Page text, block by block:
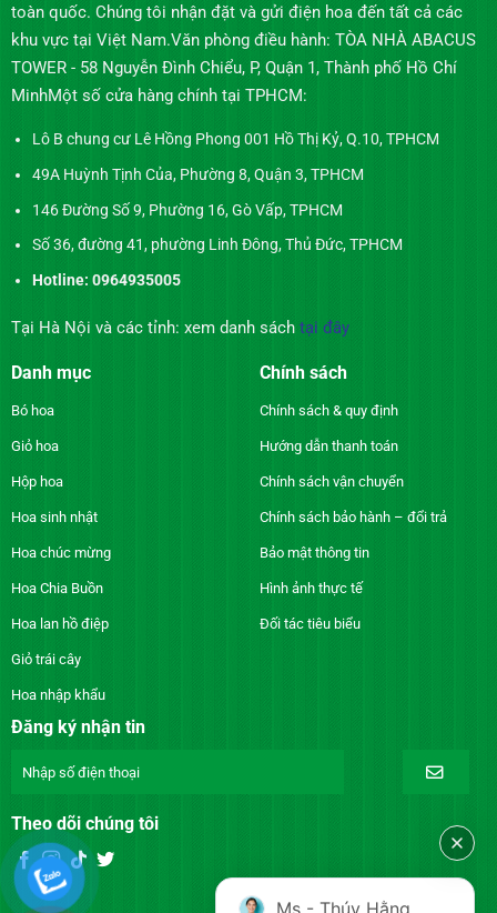
toàn quốc. Chúng tôi nhận đặt và gửi điện hoa đến tất cả các
khu vực tại Việt Nam.Văn phòng điều hành: TÒA NHÀ ABACUS
TOWER - 58 Nguyễn Đình Chiểu, P, Quận 1, Thành phố Hồ Chí
MinhMột số cửa hàng chính tại TPHCM:
Lô B chung cư Lê Hồng Phong 001 Hồ Thị Kỷ, Q.10, TPHCM
49A Huỳnh Tịnh Của, Phường 8, Quận 3, TPHCM
146 Đường Số 9, Phường 16, Gò Vấp, TPHCM
Số 36, đường 41, phường Linh Đông, Thủ Đức, TPHCM
Hotline: 0964935005
Tại Hà Nội và các tỉnh: xem danh sách tại đây
Danh mục
Bó hoa
Giỏ hoa
Hộp hoa
Hoa sinh nhật
Hoa chúc mừng
Hoa Chia Buồn
Hoa lan hồ điệp
Giỏ trái cây
Hoa nhập khẩu
Chính sách
Chính sách & quy định
Hướng dẫn thanh toán
Chính sách vận chuyển
Chính sách bảo hành – đổi trả
Bảo mật thông tin
Hình ảnh thực tế
Đối tác tiêu biểu
Đăng ký nhận tin
Theo dõi chúng tôi
Ms - Thúy Hằng